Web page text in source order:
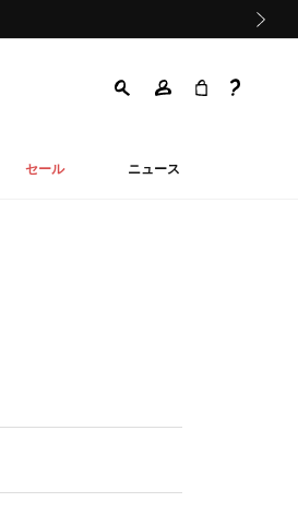
セール ニュース